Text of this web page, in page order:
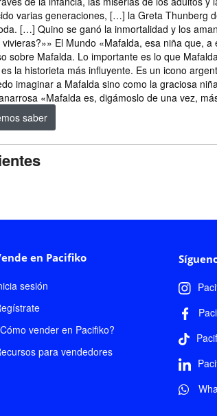
varias generaciones, […] la Greta
[…] Quino se ganó la inmortalidad y los
El Mundo «Mafalda, esa niña que,
sobre Mafalda. Lo importante es lo que
la historieta más influyente. Es un icono
imaginar a Mafalda sino como la graciosa
«Mafalda es, digámoslo de una vez,
saber
en Pacifiko
sesión
vender en Pacifiko?
para vendedores